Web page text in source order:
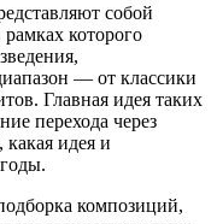
собой
которого
— от классики
Главная идея таких
перехода через
какая идея и
композиций,